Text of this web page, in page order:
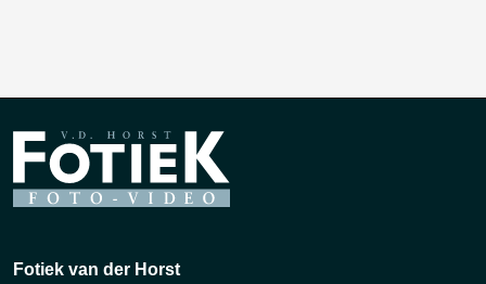
Fotiek van der Horst